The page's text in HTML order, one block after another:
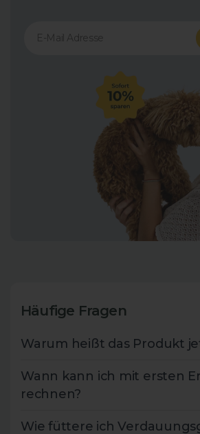
Häufige Fragen
Warum heißt das Produkt
Wann kann ich mit ersten
rechnen?
Wie füttere ich